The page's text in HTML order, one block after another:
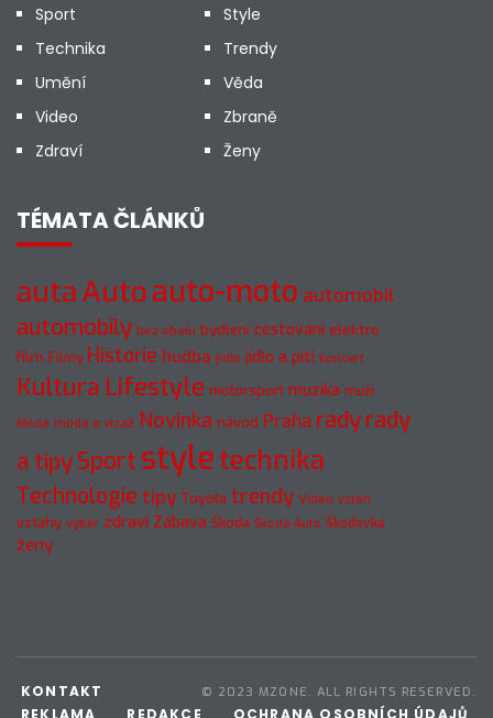
Sport
Style
Technika
Trendy
Umění
Věda
Video
Zbraně
Zdraví
Ženy
TÉMATA ČLÁNKŮ
autaAutoauto-moto automobil
automobily bez obalu bydlení cestování elektro
film Filmy Historie hudba jídlo jídlo a pití koncert
Kultura Lifestyle motorsport muzika muži
Móda móda a vizáž Novinka návod Praha radyrady
a tipySport styletechnika
Technologie tipy Toyota trendy Video vztah
vztahy výběr zdraví Zábava Škoda Škoda Auto Škodovka
ženy
© 2023 MZONE. ALL RIGHTS RESERVED.
KONTAKT
REKLAMA
REDAKCE OCHRANA OSOBNÍCH ÚDAJŮ